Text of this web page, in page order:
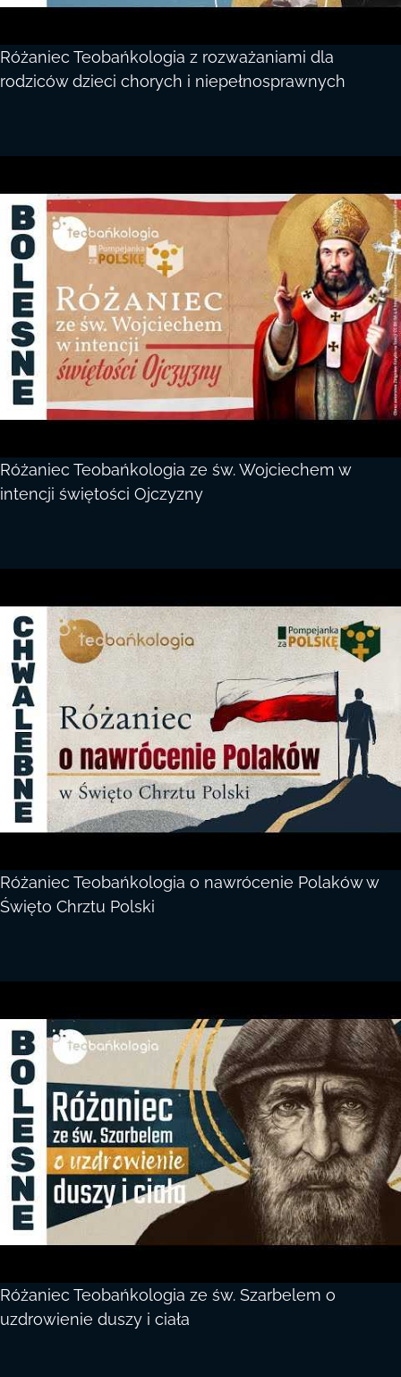
Różaniec Teobańkologia z rozważaniami dla
rodziców dzieci chorych i niepełnosprawnych
Różaniec Teobańkologia ze św. Wojciechem w
intencji świętości Ojczyzny
Różaniec Teobańkologia o nawrócenie Polaków w
Święto Chrztu Polski
Różaniec Teobańkologia ze św. Szarbelem o
uzdrowienie duszy i ciała